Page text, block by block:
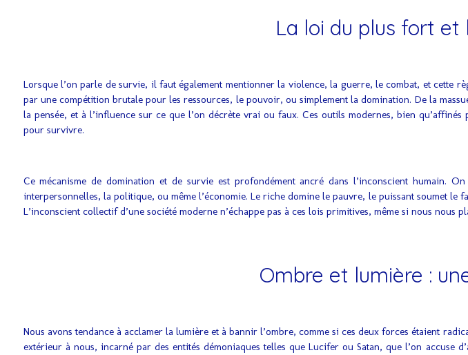
La loi du plus fort et
Lorsque l’on parle de survie, il faut également mentionner la violence, la guerre, le combat, et cette
par une compétition brutale pour les ressources, le pouvoir, ou simplement la domination. De la
la pensée, et à l’influence sur ce que l’on décrète vrai ou faux. Ces outils modernes, bien
pour survivre.
Ce mécanisme de domination et de survie est profondément ancré dans l’inconscient
interpersonnelles, la politique, ou même l’économie. Le riche domine le pauvre, le puissant soumet
L’inconscient collectif d’une société moderne n’échappe pas à ces lois primitives, même si nous
Ombre et lumière :
Nous avons tendance à acclamer la lumière et à bannir l’ombre, comme si ces deux forces étaient
extérieur à nous, incarné par des entités démoniaques telles que Lucifer ou Satan, que l’on accuse